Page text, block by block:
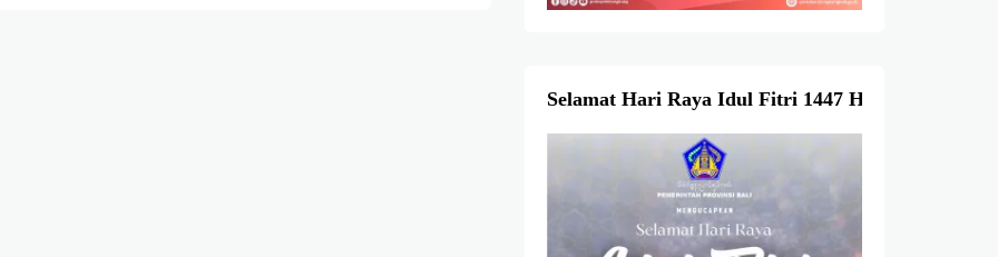
Selamat Hari Raya Idul Fitri 1447 Hijriah